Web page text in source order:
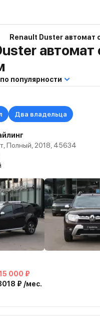
Renault Duster автомат
автомат
популярности
Два владельца
Полный, 2018, 45634
000 ₽
₽ /мес.